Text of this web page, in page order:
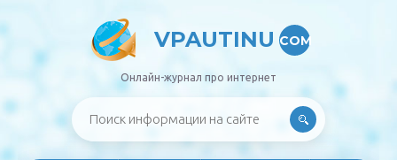
VPAUTINU COM
Онлайн-журнал про интернет